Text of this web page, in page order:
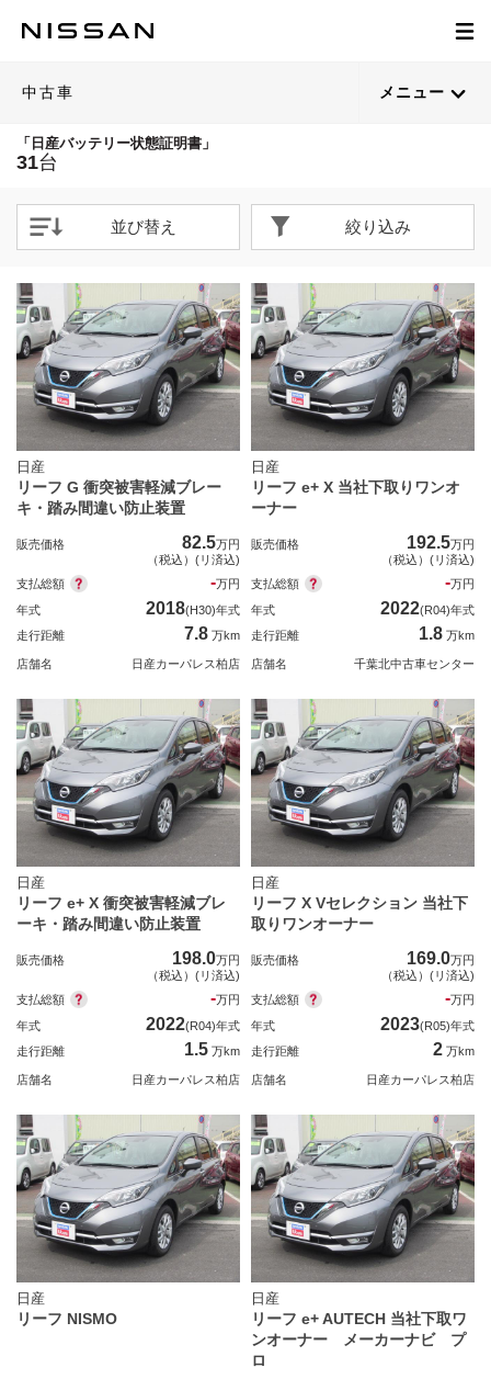
中古車 メニュー
「日産バッテリー状態証明書」
31台
並び替え 絞り込み
日産
リーフ G 衝突被害軽減ブレー
キ・踏み間違い防止装置
販売価格 82.5万円
（税込）(リ済込)
支払総額
-万円
年式
2018(H30)年式
走行距離
7.8 万km
店舗名 日産カーパレス柏店
日産
リーフ e+ X 当社下取りワンオ
ーナー
販売価格 192.5万円
（税込）(リ済込)
支払総額
-万円
年式
2022(R04)年式
走行距離
1.8 万km
店舗名 千葉北中古車センター
日産
リーフ e+ X 衝突被害軽減ブレ
ーキ・踏み間違い防止装置
販売価格 198.0万円
（税込）(リ済込)
支払総額
-万円
年式
2022(R04)年式
走行距離
1.5 万km
店舗名 日産カーパレス柏店
日産
リーフ X Vセレクション 当社下
取りワンオーナー
販売価格 169.0万円
（税込）(リ済込)
支払総額
-万円
年式
2023(R05)年式
走行距離
2 万km
店舗名 日産カーパレス柏店
日産
リーフ NISMO
日産
リーフ e+ AUTECH 当社下取ワ
ンオーナー メーカーナビ プ
ロ